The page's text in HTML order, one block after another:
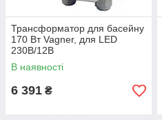
Трансформатор для басейну
170 Вт Vagner, для LED
230В/12В
В наявності
6 391 ₴